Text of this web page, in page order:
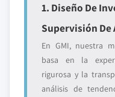
1. Diseño De
Supervisión De
En GMI, nuestra
basa en la
rigurosa y la
análisis de